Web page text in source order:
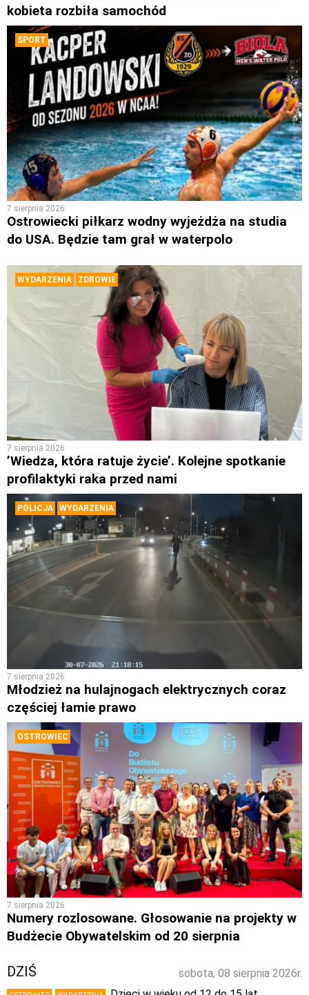
kobieta rozbiła samochód
SPORT
7 sierpnia 2026
Ostrowiecki piłkarz wodny wyjeżdża na studia
do USA. Będzie tam grał w waterpolo
WYDARZENIA ZDROWIE
7 sierpnia 2026
’Wiedza, która ratuje życie’. Kolejne spotkanie
profilaktyki raka przed nami
POLICJA WYDARZENIA
7 sierpnia 2026
Młodzież na hulajnogach elektrycznych coraz
częściej łamie prawo
OSTROWIEC
7 sierpnia 2026
Numery rozlosowane. Głosowanie na projekty w
Budżecie Obywatelskim od 20 sierpnia
sobota, 08 sierpnia 2026r.
DZIŚ